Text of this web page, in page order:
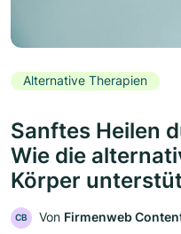
Alternative Therapien
Sanftes Heilen
Wie die
Körper
CB Von Firmenweb